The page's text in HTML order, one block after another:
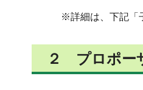
※詳細は、下記「子育
２ プロポー